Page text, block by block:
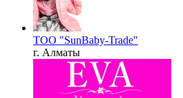
ТОО "SunBaby-Trade"
г. Алматы